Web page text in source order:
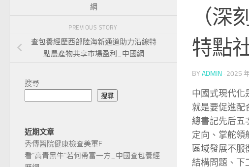
（深
特點
BY ADMIN · 2025
中國式現代化
就是要促進配
總書記先后五
定向、掌舵領
區域發展不服
結構問題、下
網
PREVIOUS STORY
查包養經歷西部陸海新通道助力沿線特
點農產物共享市場盈利_中國網
搜尋
搜尋
近期文章
秀傳醫院健康檢查美軍F
看“高青黑牛”若何帶富一方_中國查包養經